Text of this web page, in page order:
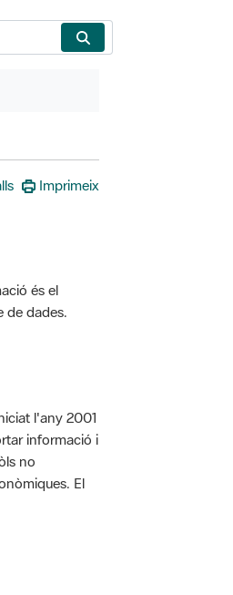
Imprimeix
és el
de dades.
l'any 2001
informació i
no
El